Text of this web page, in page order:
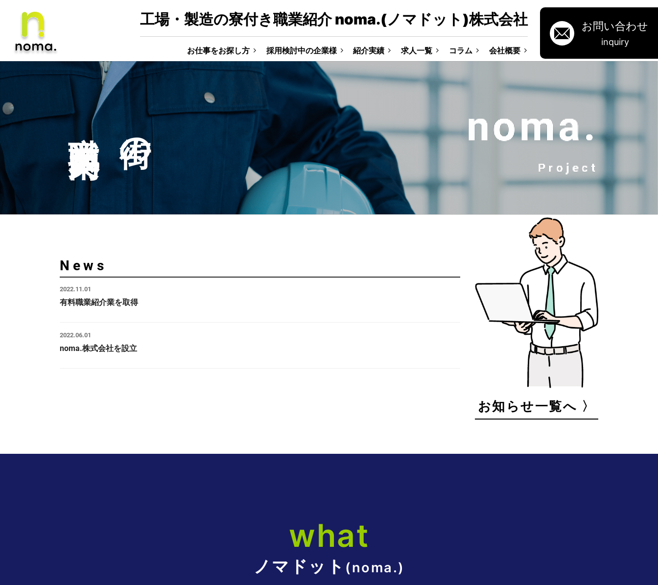
工場・製造の寮付き職業紹介 noma.(ノマドット)株式会社
お仕事をお探し方 採用検討中の企業様 紹介実績 求人一覧 コラム 会社概要
お問い合わせ
inquiry
noma.
Project
街の
職業案内
News
2022.11.01
有料職業紹介業を取得
2022.06.01
noma.株式会社を設立
お知らせ一覧へ 〉
what
ノマドット (noma.)